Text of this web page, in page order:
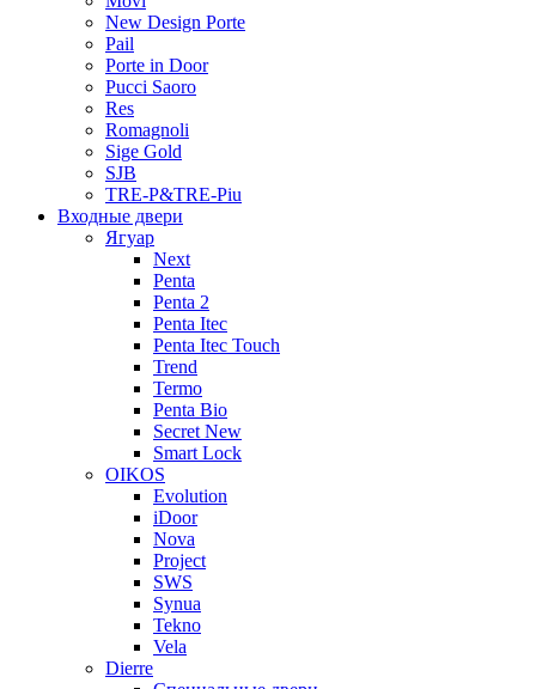
New Design Porte
Pail
Porte in Door
Pucci Saoro
Res
Romagnoli
Sige Gold
SJB
TRE-P&TRE-Piu
Входные двери
Ягуар
Next
Penta
Penta 2
Penta Itec
Penta Itec Touch
Trend
Termo
Penta Bio
Secret New
Smart Lock
OIKOS
Evolution
iDoor
Nova
Project
SWS
Synua
Tekno
Vela
Dierre